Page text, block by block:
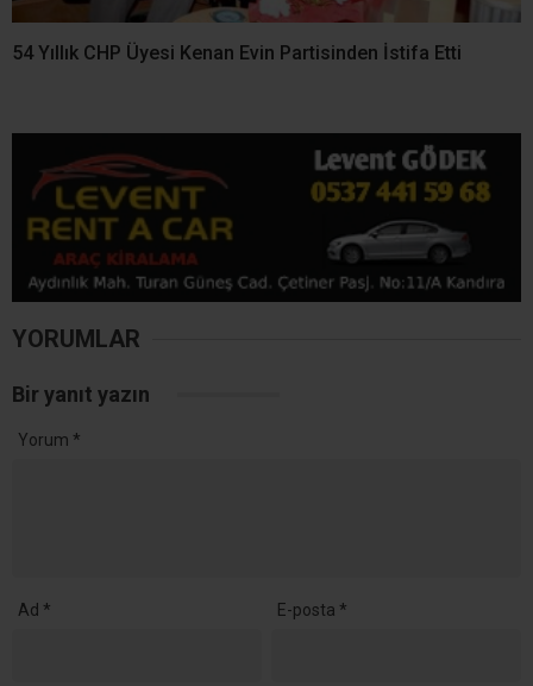
54 Yıllık CHP Üyesi Kenan Evin Partisinden İstifa Etti
YORUMLAR
Bir yanıt yazın
Yorum *
Ad * E-posta *